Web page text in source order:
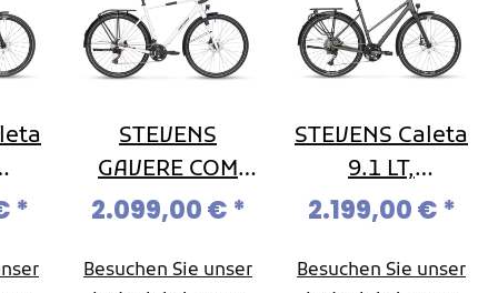
*
STEVENS
GAVERE COM
FEQ, Gravelbike
2x12-fach
2.099,00 € *
Besuchen Sie unser
STEVENS Caleta
9.1 LT,
Trekkingbike
U8000, 2x11-
2.199,00 € *
Besuchen Sie unser